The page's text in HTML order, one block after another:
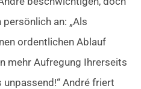
an: „Als
ordentlichen Ablauf
mehr Aufregung Ihrerseits
André friert